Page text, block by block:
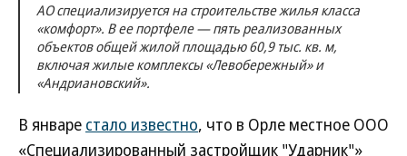
АО специализируется на строительстве жилья класса
«комфорт». В ее портфеле — пять реализованных
объектов общей жилой площадью 60,9 тыс. кв. м,
включая жилые комплексы «Левобережный» и
«Андриановский».
В январе стало известно, что в Орле местное ООО
«Специализированный застройщик "Ударник"»